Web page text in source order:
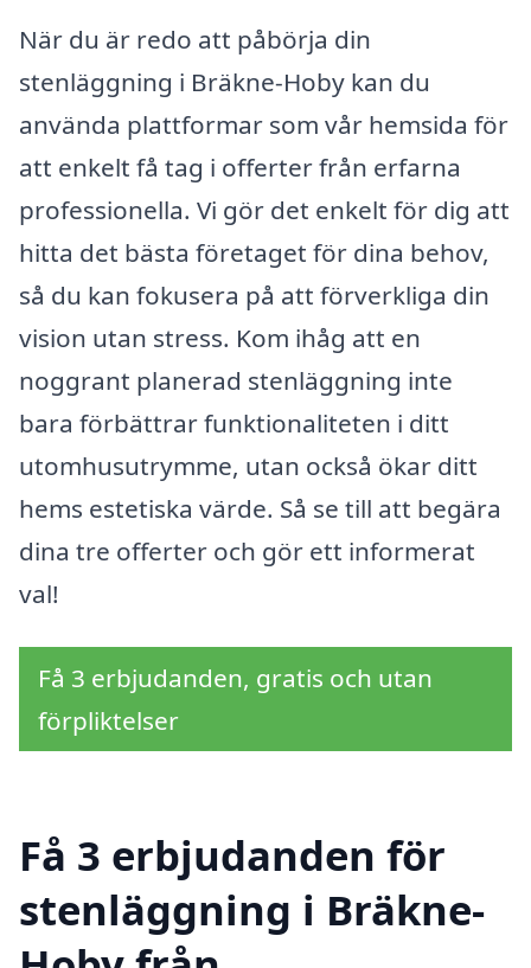
När du är redo att påbörja din
stenläggning i Bräkne-Hoby kan du
använda plattformar som vår hemsida för
att enkelt få tag i offerter från erfarna
professionella. Vi gör det enkelt för dig att
hitta det bästa företaget för dina behov,
så du kan fokusera på att förverkliga din
vision utan stress. Kom ihåg att en
noggrant planerad stenläggning inte
bara förbättrar funktionaliteten i ditt
utomhusutrymme, utan också ökar ditt
hems estetiska värde. Så se till att begära
dina tre offerter och gör ett informerat
val!
Få 3 erbjudanden, gratis och utan
förpliktelser
Få 3 erbjudanden för
stenläggning i Bräkne-